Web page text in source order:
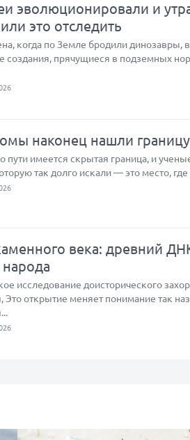
эволюционировали и
это отследить
когда по Земле бродили
создания, прячущиеся в подземных
наконец нашли
пути имеется скрытая граница, и
так долго искали — это место,
века: древний
исследование доисторического
Это открытие меняет понимание так